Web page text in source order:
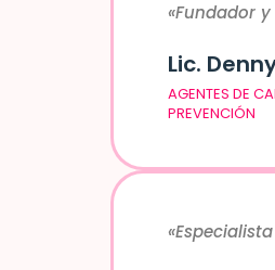
«Fundador y
Lic.
AGENTES DE
PREVENCIÓN